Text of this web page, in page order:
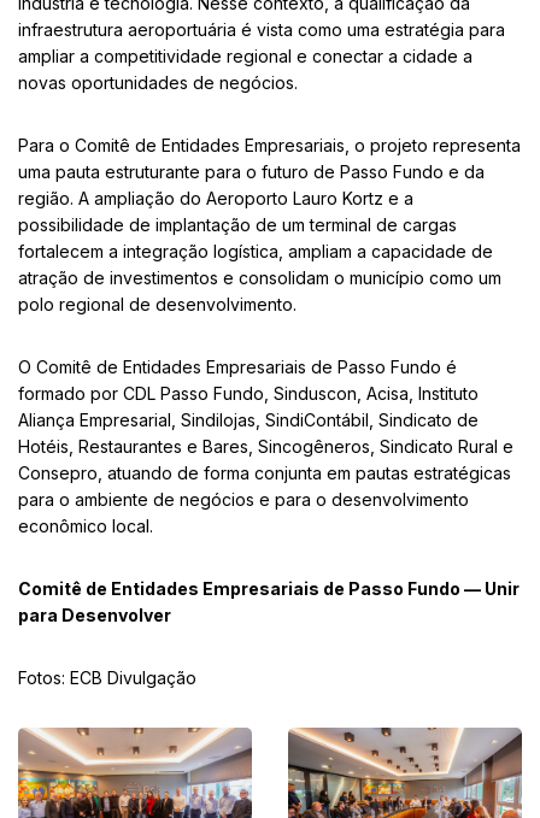
infraestrutura aeroportuária é vista como uma estratégia para
ampliar a competitividade regional e conectar a cidade a
novas oportunidades de negócios.
Para o Comitê de Entidades Empresariais, o projeto representa
uma pauta estruturante para o futuro de Passo Fundo e da
região. A ampliação do Aeroporto Lauro Kortz e a
possibilidade de implantação de um terminal de cargas
fortalecem a integração logística, ampliam a capacidade de
atração de investimentos e consolidam o município como um
polo regional de desenvolvimento.
O Comitê de Entidades Empresariais de Passo Fundo é
formado por CDL Passo Fundo, Sinduscon, Acisa, Instituto
Aliança Empresarial, Sindilojas, SindiContábil, Sindicato de
Hotéis, Restaurantes e Bares, Sincogêneros, Sindicato Rural e
Consepro, atuando de forma conjunta em pautas estratégicas
para o ambiente de negócios e para o desenvolvimento
econômico local.
Comitê de Entidades Empresariais de Passo Fundo — Unir
para Desenvolver
Fotos: ECB Divulgação